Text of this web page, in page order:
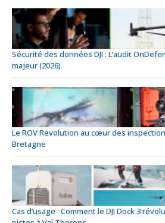
Sécurité des données DJI : L’audit
majeur (2026)
Le ROV Revolution au cœur des
Bretagne
Cas d’usage : Comment le DJI Dock 3